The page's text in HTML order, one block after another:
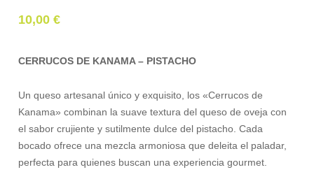
10,00€
CERRUCOS DE KANAMA – PISTACHO
Un queso artesanal único y exquisito, los «Cerrucos de
Kanama» combinan la suave textura del queso de oveja con
el sabor crujiente y sutilmente dulce del pistacho. Cada
bocado ofrece una mezcla armoniosa que deleita el paladar,
perfecta para quienes buscan una experiencia gourmet.